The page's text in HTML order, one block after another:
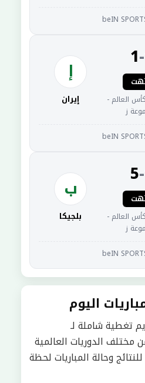
-
1
العالم -
ز
إ
إيران
-
5
العالم -
ز
ب
بلجيكا
اليوم
تغطية شاملة لـ
مختلف الدوريات العالمية
وحالة المباريات لحظة